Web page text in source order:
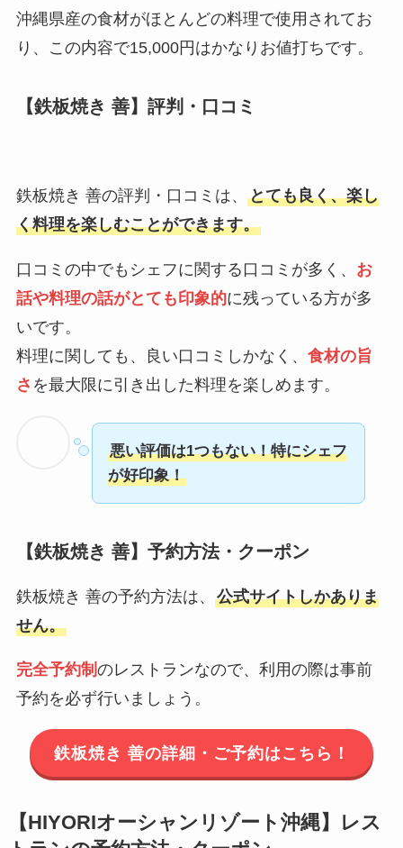
沖縄県産の食材がほとんどの料理で使用されてお
り、この内容で15,000円はかなりお値打ちです。
【鉄板焼き 善】評判・口コミ
鉄板焼き 善の評判・口コミは、 とても良く、楽し
く料理を楽しむことができます。
口コミの中でもシェフに関する口コミが多く、 お
話や料理の話がとても印象的に残っている方が多
いです。
料理に関しても、良い口コミしかなく、 食材の旨
さ を最大限に引き出した料理を楽しめます。
悪い評価は1つもない！特にシェフ
が好印象！
【鉄板焼き 善】予約方法・クーポン
鉄板焼き 善の予約方法は、 公式サイトしかありま
せん。
完全予約制 のレストランなので、利用の際は事前
予約を必ず行いましょう。
鉄板焼き 善の詳細・ご予約はこちら！
【HIYORIオーシャンリゾート沖縄】レス